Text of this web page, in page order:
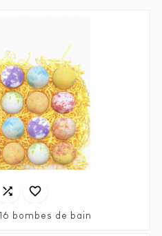
 
bombes de bain